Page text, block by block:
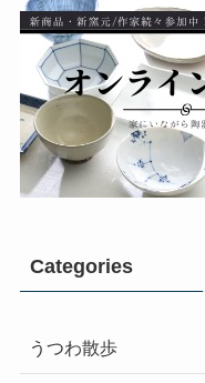
Categories
うつわ散歩